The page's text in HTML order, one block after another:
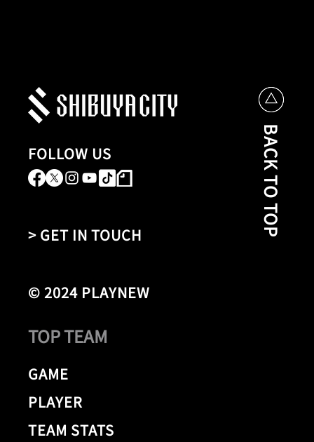
FOLLOW US
> GET IN TOUCH
© 2024 PLAYNEW
TOP TEAM
GAME
PLAYER
TEAM STATS
BACK TO TOP